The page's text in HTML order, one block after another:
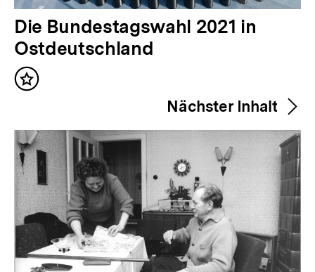
V
o
r
h
r
i
g
e
r
I
Die Bundestagswahl 2021 in
Ostdeutschland
Inhalt
Nächster Inhalt